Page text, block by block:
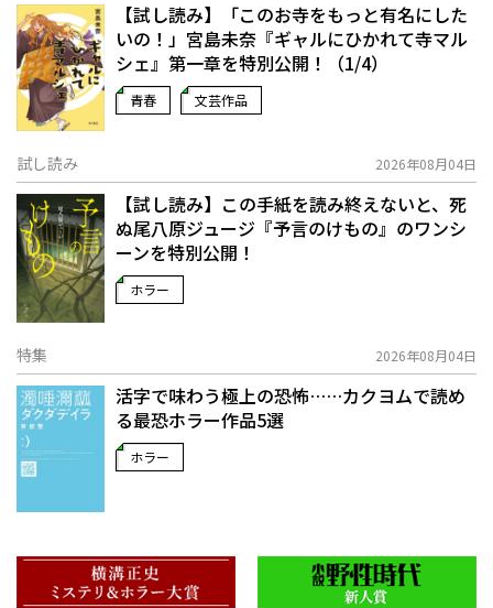
【試し読み】「このお寺をもっと有名にした
いの！」宮島未奈『ギャルにひかれて寺マル
シェ』第一章を特別公開！（1/4）
青春 文芸作品
試し読み 2026年08月04日
【試し読み】この手紙を読み終えないと、死
ぬ――尾八原ジュージ『予言のけもの』のワンシ
ーンを特別公開！
ホラー
特集 2026年08月04日
活字で味わう極上の恐怖……カクヨムで読め
る最恐ホラー作品5選
ホラー